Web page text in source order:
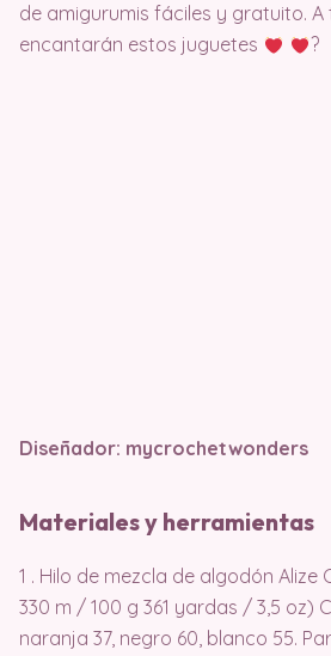
de amigurumis fáciles y gratuito. A
encantarán estos juguetes
?
Diseñador: mycrochetwonders
Materiales y herramientas
1 . Hilo de mezcla de algodón
330 m / 100 g 361 yardas / 3,5 oz)
naranja 37, negro 60, blanco 55.